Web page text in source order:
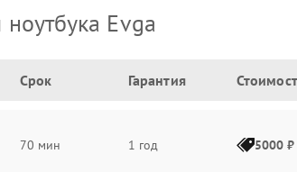
Evga
Срок Гарантия
70 мин 1 год 5000 ₽